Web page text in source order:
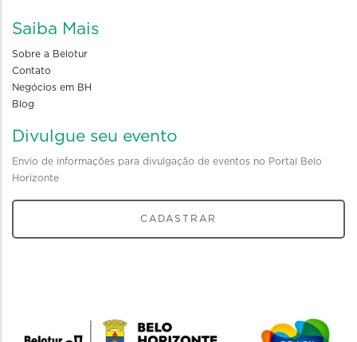
Saiba Mais
Sobre a Belotur
Contato
Negócios em BH
Blog
Divulgue seu evento
Envio de informações para divulgação de eventos no Portal Belo
Horizonte
CADASTRAR